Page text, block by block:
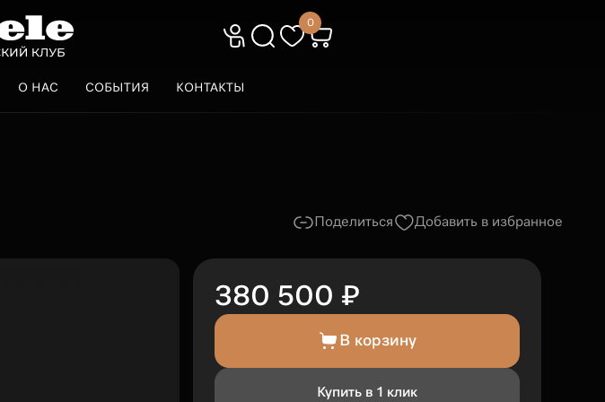
0
О НАС СОБЫТИЯ КОНТАКТЫ
Поделиться Добавить в избранное
380 500 ₽
В корзину
Купить в 1 клик